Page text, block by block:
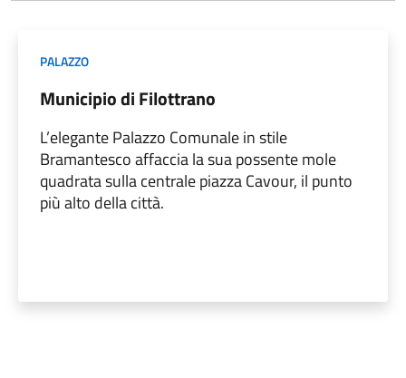
PALAZZO
Municipio di Filottrano
L’elegante Palazzo Comunale in stile
Bramantesco affaccia la sua possente mole
quadrata sulla centrale piazza Cavour, il punto
più alto della città.